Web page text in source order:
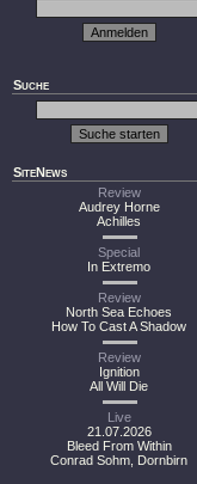
Suche
SiteNews
Review
Audrey Horne
Achilles
Special
In Extremo
Review
North Sea Echoes
How To Cast A Shadow
Review
Ignition
All Will Die
Live
21.07.2026
Bleed From Within
Conrad Sohm, Dornbirn